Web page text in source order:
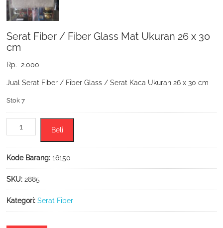
Serat Fiber / Fiber Glass Mat Ukuran 26 x 30
cm
Rp. 2.000
Jual Serat Fiber / Fiber Glass / Serat Kaca Ukuran 26 x 30 cm
Stok 7
Kuantitas
Serat
Fiber
/
Fiber
Glass
Mat
Ukuran
26
Beli
Kode Barang:16150
SKU:2885
Kategori:Serat Fiber